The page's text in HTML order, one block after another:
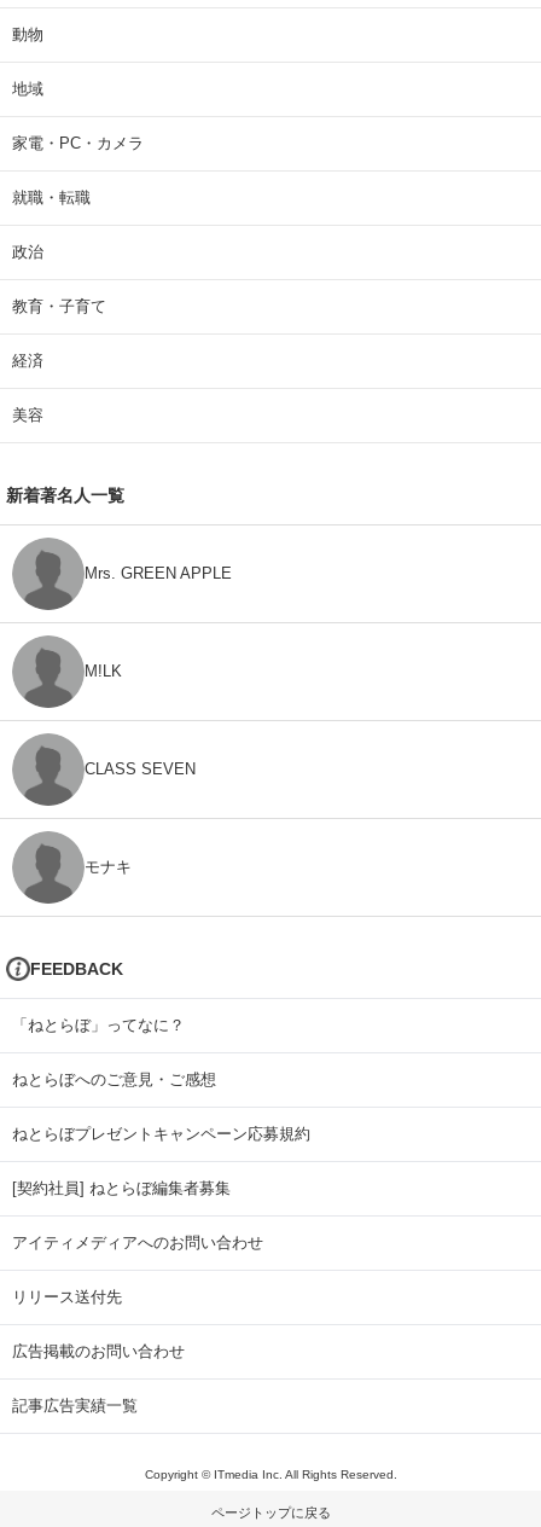
動物
地域
家電・PC・カメラ
就職・転職
政治
教育・子育て
経済
美容
新着著名人一覧
Mrs. GREEN APPLE
M!LK
CLASS SEVEN
モナキ
FEEDBACK
「ねとらぼ」ってなに？
ねとらぼへのご意見・ご感想
ねとらぼプレゼントキャンペーン応募規約
[契約社員] ねとらぼ編集者募集
アイティメディアへのお問い合わせ
リリース送付先
広告掲載のお問い合わせ
記事広告実績一覧
Copyright © ITmedia Inc. All Rights Reserved.
ページトップに戻る